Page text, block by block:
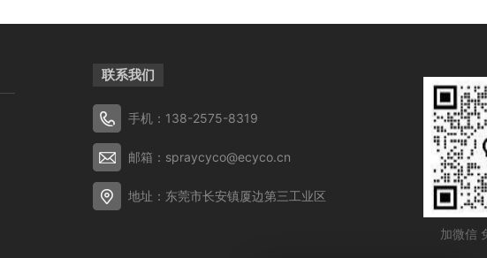
加微信
联系我们
手机：138-2575-8319
邮箱：spraycyco@ecyco.cn
地址：东莞市长安镇厦边第三工业区